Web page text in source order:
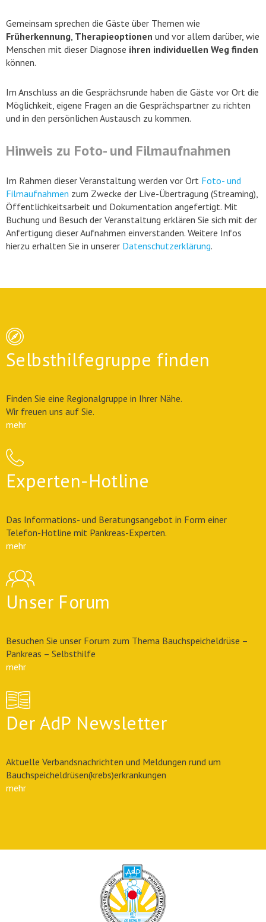
Gemeinsam sprechen die Gäste über Themen wie
Früherkennung, Therapieoptionen und vor allem darüber, wie
Menschen mit dieser Diagnose ihren individuellen Weg finden
können.
Im Anschluss an die Gesprächsrunde haben die Gäste vor Ort die
Möglichkeit, eigene Fragen an die Gesprächspartner zu richten
und in den persönlichen Austausch zu kommen.
Hinweis zu Foto- und Filmaufnahmen
Im Rahmen dieser Veranstaltung werden vor Ort Foto- und
Filmaufnahmen zum Zwecke der Live-Übertragung (Streaming),
Öffentlichkeitsarbeit und Dokumentation angefertigt. Mit
Buchung und Besuch der Veranstaltung erklären Sie sich mit der
Anfertigung dieser Aufnahmen einverstanden. Weitere Infos
hierzu erhalten Sie in unserer Datenschutzerklärung.
Selbsthilfegruppe finden
Finden Sie eine Regionalgruppe in Ihrer Nähe.
Wir freuen uns auf Sie.
mehr
Experten-Hotline
Das Informations- und Beratungsangebot in Form einer
Telefon-Hotline mit Pankreas-Experten.
mehr
Unser Forum
Besuchen Sie unser Forum zum Thema Bauchspeicheldrüse –
Pankreas – Selbsthilfe
mehr
Der AdP Newsletter
Aktuelle Verbandsnachrichten und Meldungen rund um
Bauchspeicheldrüsen(krebs)erkrankungen
mehr